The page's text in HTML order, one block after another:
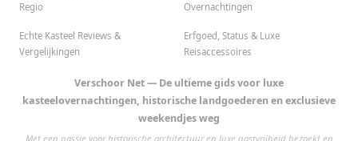
Regio
Overnachtingen
Echte Kasteel Reviews &
Vergelijkingen
Erfgoed, Status & Luxe
Reisaccessoires
Verschoor Net — De ultieme gids voor luxe
kasteelovernachtingen, historische landgoederen en exclusieve
weekendjes weg
Met een passie voor historische architectuur en luxe gastvrijheid bezoekt en